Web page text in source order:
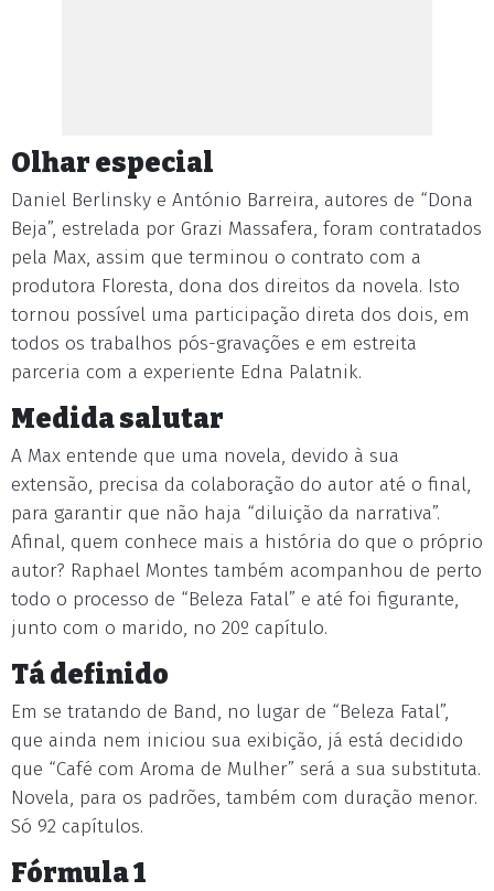
Olhar especial
Daniel Berlinsky e António Barreira, autores de “Dona
Beja”, estrelada por Grazi Massafera, foram contratados
pela Max, assim que terminou o contrato com a
produtora Floresta, dona dos direitos da novela. Isto
tornou possível uma participação direta dos dois, em
todos os trabalhos pós-gravações e em estreita
parceria com a experiente Edna Palatnik.
Medida salutar
A Max entende que uma novela, devido à sua
extensão, precisa da colaboração do autor até o final,
para garantir que não haja “diluição da narrativa”.
Afinal, quem conhece mais a história do que o próprio
autor? Raphael Montes também acompanhou de perto
todo o processo de “Beleza Fatal” e até foi figurante,
junto com o marido, no 20º capítulo.
Tá definido
Em se tratando de Band, no lugar de “Beleza Fatal”,
que ainda nem iniciou sua exibição, já está decidido
que “Café com Aroma de Mulher” será a sua substituta.
Novela, para os padrões, também com duração menor.
Só 92 capítulos.
Fórmula 1